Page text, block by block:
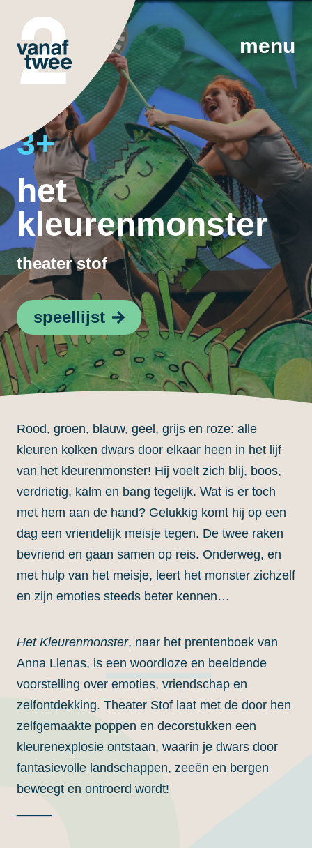
menu
3+
het
kleurenmonster
theater stof
speellijst
Rood, groen, blauw, geel, grijs en roze: alle
kleuren kolken dwars door elkaar heen in het lijf
van het kleurenmonster! Hij voelt zich blij, boos,
verdrietig, kalm en bang tegelijk. Wat is er toch
met hem aan de hand? Gelukkig komt hij op een
dag een vriendelijk meisje tegen. De twee raken
bevriend en gaan samen op reis. Onderweg, en
met hulp van het meisje, leert het monster zichzelf
en zijn emoties steeds beter kennen…
Het Kleurenmonster, naar het prentenboek van
Anna Llenas, is een woordloze en beeldende
voorstelling over emoties, vriendschap en
zelfontdekking. Theater Stof laat met de door hen
zelfgemaakte poppen en decorstukken een
kleurenexplosie ontstaan, waarin je dwars door
fantasievolle landschappen, zeeën en bergen
beweegt en ontroerd wordt!